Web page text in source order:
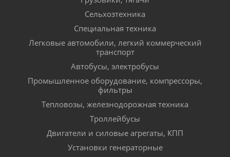
Сельхозтехника
Специальная техника
Легковые автомобили, легкий коммерческий
транспорт
Автобусы, электробусы
Промышленное оборудование, компрессоры,
фильтры
Тепловозы, железнодорожная техника
Троллейбусы
Двигатели и силовые агрегаты, КПП
Установки генераторные